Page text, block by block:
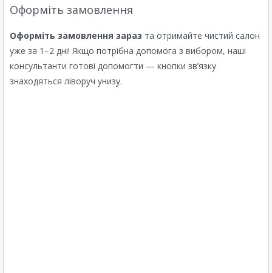
Оформіть замовлення
Оформіть замовлення зараз та отримайте чистий салон
уже за 1–2 дні! Якщо потрібна допомога з вибором, наші
консультанти готові допомогти — кнопки зв’язку
знаходяться ліворуч унизу.